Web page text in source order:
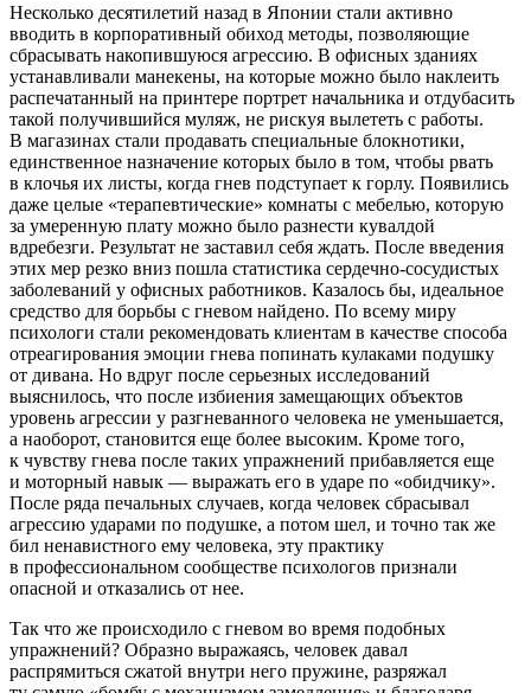
Несколько десятилетий назад в Японии стали активно
вводить в корпоративный обиход методы, позволяющие
сбрасывать накопившуюся агрессию. В офисных зданиях
устанавливали манекены, на которые можно было наклеить
распечатанный на принтере портрет начальника и отдубасить
такой получившийся муляж, не рискуя вылететь с работы.
В магазинах стали продавать специальные блокнотики,
единственное назначение которых было в том, чтобы рвать
в клочья их листы, когда гнев подступает к горлу. Появились
даже целые «терапевтические» комнаты с мебелью, которую
за умеренную плату можно было разнести кувалдой
вдребезги. Результат не заставил себя ждать. После введения
этих мер резко вниз пошла статистика сердечно-сосудистых
заболеваний у офисных работников. Казалось бы, идеальное
средство для борьбы с гневом найдено. По всему миру
психологи стали рекомендовать клиентам в качестве способа
отреагирования эмоции гнева попинать кулаками подушку
от дивана. Но вдруг после серьезных исследований
выяснилось, что после избиения замещающих объектов
уровень агрессии у разгневанного человека не уменьшается,
а наоборот, становится еще более высоким. Кроме того,
к чувству гнева после таких упражнений прибавляется еще
и моторный навык — выражать его в ударе по «обидчику».
После ряда печальных случаев, когда человек сбрасывал
агрессию ударами по подушке, а потом шел, и точно так же
бил ненавистного ему человека, эту практику
в профессиональном сообществе психологов признали
опасной и отказались от нее.
Так что же происходило с гневом во время подобных
упражнений? Образно выражаясь, человек давал
распрямиться сжатой внутри него пружине, разряжал